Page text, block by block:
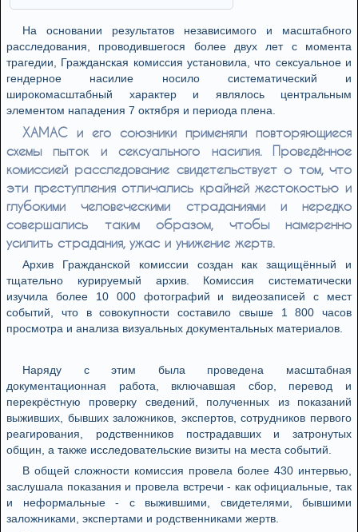
На основании результатов независимого и масштабного
расследования, проводившегося более двух лет с момента
трагедии, Гражданская комиссия установила, что сексуальное и
гендерное насилие носило систематический и
широкомасштабный характер и являлось центральным
элементом нападения 7 октября и периода плена.
ХАМАС и его союзники применяли повторяющиеся
схемы пыток и сексуального насилия. Проведённое
комиссией расследование свидетельствует о том, что
эти преступления отличались крайней жестокостью и
глубокими человеческими страданиями и нередко
совершались таким образом, чтобы намеренно
усилить страдания, ужас и унижение жертв.
Архив Гражданской комиссии создан как защищённый и
тщательно курируемый архив. Комиссия систематически
изучила более 10 000 фотографий и видеозаписей с мест
событий, что в совокупности составило свыше 1 800 часов
просмотра и анализа визуальных документальных материалов.
Наряду с этим была проведена масштабная
документационная работа, включавшая сбор, перевод и
перекрёстную проверку сведений, полученных из показаний
выживших, бывших заложников, экспертов, сотрудников первого
реагирования, родственников пострадавших и затронутых
общин, а также исследовательские визиты на места событий.
В общей сложности комиссия провела более 430 интервью,
заслушала показания и провела встречи - как официальные, так
и неформальные - с выжившими, свидетелями, бывшими
заложниками, экспертами и родственниками жертв.